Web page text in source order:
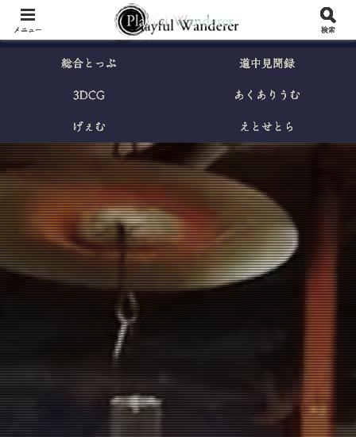
総合とっぷ 道中見聞録
3DCG あくありうむ
げぇむ えとせとら
メニュー 検索